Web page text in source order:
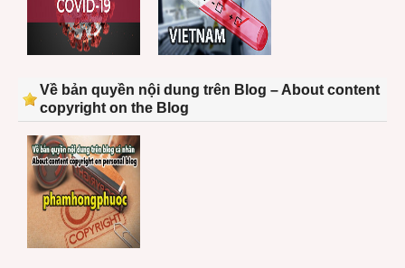
Về bản quyền nội dung trên Blog – About content
copyright on the Blog